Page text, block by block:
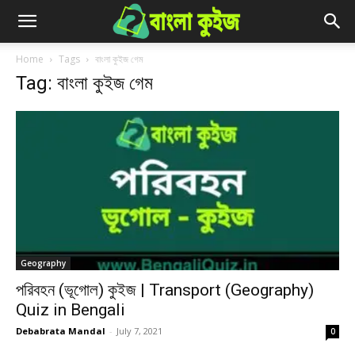
Home Tags বাংলা কুইজ গেম
Tag: বাংলা কুইজ গেম
Geography
পরিবহন (ভূগোল) কুইজ | Transport (Geography)
Quiz in Bengali
Debabrata Mandal - July 7, 2021 0